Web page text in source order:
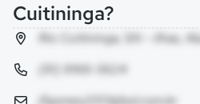
Cuitininga?
Rio Cuitininga, SN - ilhas,
(91) 9166-5624
jfgomes2013@bol.com.br